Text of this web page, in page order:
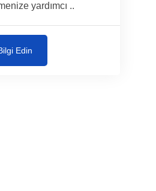
yardımcı ..
Edin